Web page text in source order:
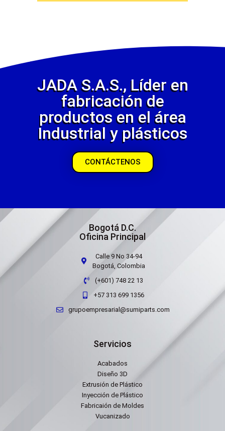
JADA S.A.S., Líder en
fabricación de
productos en el área
Industrial y plásticos
CONTÁCTENOS
Bogotá D.C.
Oficina Principal
Calle 9 No 34-94
Bogotá, Colombia
(+601) 748 22 13
+57 313 699 1356
grupoempresarial@sumiparts.com
Servicios
Acabados
Diseño 3D
Extrusión de Plástico
Inyección de Plástico
Fabricaión de Moldes
Vucanizado